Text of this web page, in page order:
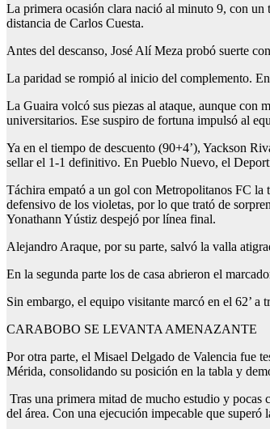
La primera ocasión clara nació al minuto 9, con un
distancia de Carlos Cuesta.
Antes del descanso, José Alí Meza probó suerte
La paridad se rompió al inicio del complemento.
La Guaira volcó sus piezas al ataque, aunque con
universitarios. Ese suspiro de fortuna impulsó al
Ya en el tiempo de descuento (90+4’), Yackson
sellar el 1-1 definitivo. En Pueblo Nuevo, el
Táchira empató a un gol con Metropolitanos FC la
defensivo de los violetas, por lo que trató de
Yonathann Yústiz despejó por línea final.
Alejandro Araque, por su parte, salvó la valla
En la segunda parte los de casa abrieron el
Sin embargo, el equipo visitante marcó en el 62’
CARABOBO SE LEVANTA AMENAZANTE
Por otra parte, el Misael Delgado de Valencia fue
Mérida, consolidando su posición en la tabla y
Tras una primera mitad de mucho estudio y
del área. Con una ejecución impecable que superó